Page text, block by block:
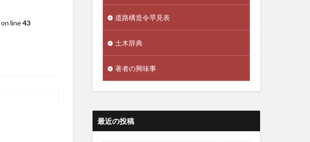
on line43
道路構造令早見表
土木辞典
著者の興味事
最近の投稿